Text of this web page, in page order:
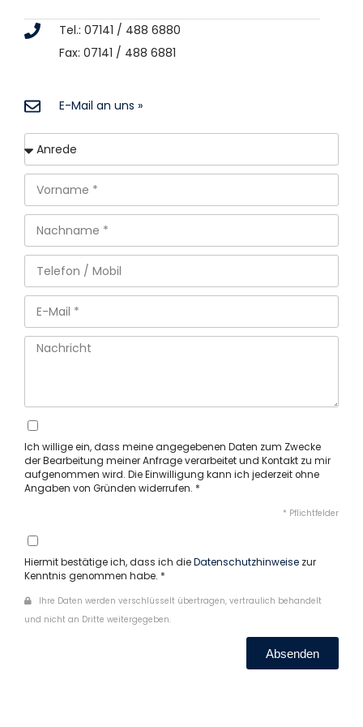
Tel.: 07141 / 488 6880
Fax: 07141 / 488 6881
E-Mail an uns »
Ich willige ein, dass meine angegebenen Daten zum Zwecke
der Bearbeitung meiner Anfrage verarbeitet und Kontakt zu mir
aufgenommen wird. Die Einwilligung kann ich jederzeit ohne
Angaben von Gründen widerrufen. *
* Pflichtfelder
Hiermit bestätige ich, dass ich dieDatenschutzhinweise zur
Kenntnis genommen habe. *
Ihre Daten werden verschlüsselt übertragen, vertraulich behandelt
und nicht an Dritte weitergegeben.
Absenden